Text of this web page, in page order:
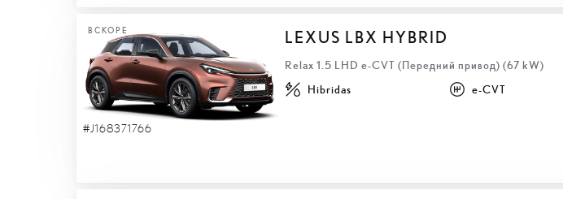
ВСКОРЕ
#J168371766
LEXUS LBX HYBRID
Relax 1.5 LHD e-CVT (Передний привод) (67 kW)
Hibridas e-CVT